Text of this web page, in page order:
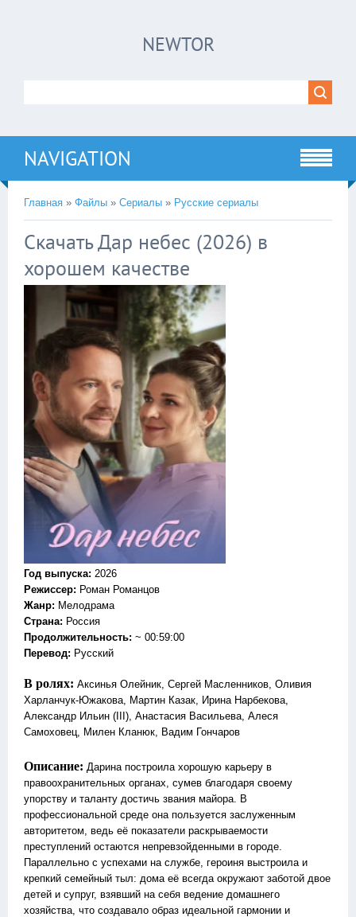
NEWTOR
NAVIGATION
Главная » Файлы » Сериалы » Русские сериалы
Скачать Дар небес (2026) в
хорошем качестве
Год выпуска: 2026
Режиссер: Роман Романцов
Жанр: Мелодрама
Страна: Россия
Продолжительность: ~ 00:59:00
Перевод: Русский
В ролях: Аксинья Олейник, Сергей Масленников, Оливия
Харланчук-Южакова, Мартин Казак, Ирина Нарбекова,
Александр Ильин (III), Анастасия Васильева, Алеся
Самоховец, Милен Кланюк, Вадим Гончаров
Описание: Дарина построила хорошую карьеру в
правоохранительных органах, сумев благодаря своему
упорству и таланту достичь звания майора. В
профессиональной среде она пользуется заслуженным
авторитетом, ведь её показатели раскрываемости
преступлений остаются непревзойденными в городе.
Параллельно с успехами на службе, героиня выстроила и
крепкий семейный тыл: дома её всегда окружают заботой двое
детей и супруг, взявший на себя ведение домашнего
хозяйства, что создавало образ идеальной гармонии и
!!!Если Вы с телефона сперва нажмите на